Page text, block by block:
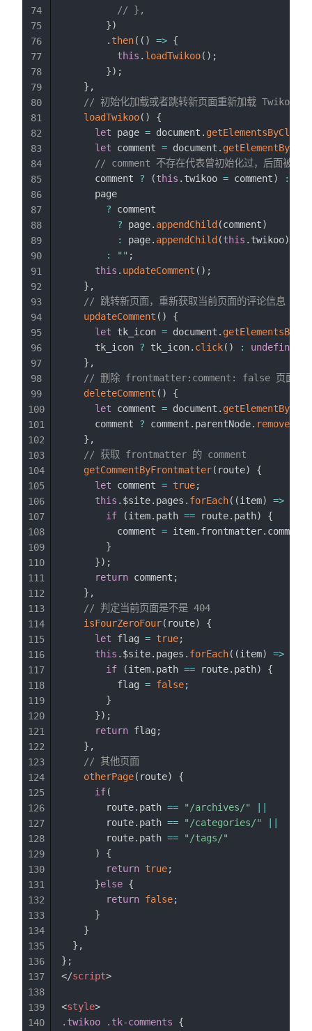
// },
})
. then( ( ) => {
this . loadTwikoo( ) ;
}) ;
} ,
// 初始化加载或者跳转新页面重新加载 Twikoo 评
loadTwikoo( )
{
let page = document .
let comment = document . getElementById
// comment 不存在代表曾初始化过，后面被删除
      comment
? (this . twikoo = comment) :
      page
? comment
? page. appendChild (comment)
:
page. appendChild (this . twikoo)
:
"" ;
this . updateComment ( ) ;
} ,
// 跳转新页面，重新获取当前页面的评论信息
updateComment ( )
{
let tk_icon = document .
      tk_icon
? tk_icon. click( ) : undefined
} ,
// 删除 frontmatter:comment: false 页面的
deleteComment ( )
{
let comment = document . getElementById
      comment
? comment . parentNode.
} ,
// 获取 frontmatter 的 comment
getCommentByFrontmatter( route)
{
let comment = true;
this . $site. pages . forEach( (item) =>
if
(item. path == route. path)
{
          comment
= item. frontmatter. comment
}
}) ;
return comment ;
} ,
// 判定当前页面是不是 404
isFourZeroFour( route)
{
let flag = true;
this . $site. pages . forEach( (item) =>
if
(item. path == route. path)
{
          flag
= false;
}
}) ;
return flag ;
} ,
// 其他页面
otherPage( route)
{
if(
        route
. path == "/archives/"
        route
. path == "/categories/"
        route
. path ==
"/tags/"
)
{
return true;
}else {
return false;
}
}
} ,
} ;
</script>
<style>
.twikoo .tk-comments
{
74
75
76
77
78
79
80
81
82
83
84
85
86
87
88
89
90
91
92
93
94
95
96
97
98
99
100
101
102
103
104
105
106
107
108
109
110
111
112
113
114
115
116
117
118
119
120
121
122
123
124
125
126
127
128
129
130
131
132
133
134
135
136
137
138
139
140